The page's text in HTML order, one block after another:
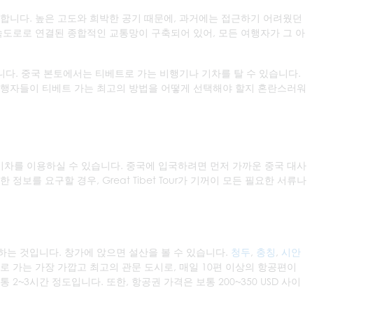
니다. 높은 고도와 희박한 공기 때문에, 과거에는 접근하기 어려웠던
로로 연결된 종합적인 교통망이 구축되어 있어, 모든 여행자가 그 아
. 중국 본토에서는 티베트로 가는 비행기나 기차를 탈 수 있습니다.
자들이 티베트 가는 최고의 방법을 어떻게 선택해야 할지 혼란스러워
를 이용하실 수 있습니다. 중국에 입국하려면 먼저 가까운 중국 대사
정보를 요구할 경우, Great Tibet Tour가 기꺼이 모든 필요한 서류나
것입니다. 창가에 앉으면 설산을 볼 수 있습니다. 청두, 충칭 , 시안
가는 가장 가깝고 최고의 관문 도시로, 매일 10편 이상의 항공편이
2~3시간 정도입니다. 또한, 항공권 가격은 보통 200~350 USD 사이